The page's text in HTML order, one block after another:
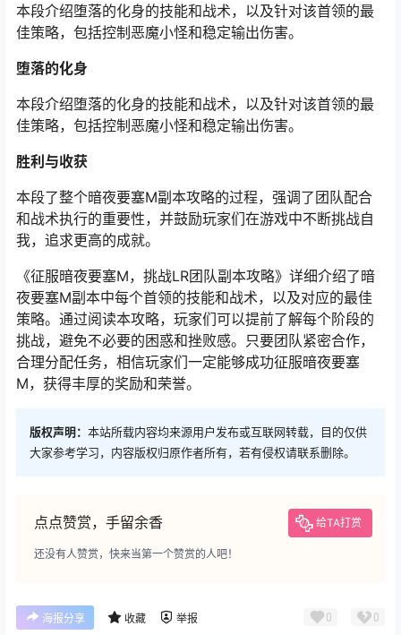
本段介绍堕落的化身的技能和战术，以及针对该首领的最
佳策略，包括控制恶魔小怪和稳定输出伤害。
堕落的化身
本段介绍堕落的化身的技能和战术，以及针对该首领的最
佳策略，包括控制恶魔小怪和稳定输出伤害。
胜利与收获
本段了整个暗夜要塞M副本攻略的过程，强调了团队配合
和战术执行的重要性，并鼓励玩家们在游戏中不断挑战自
我，追求更高的成就。
《征服暗夜要塞M，挑战LR团队副本攻略》详细介绍了暗
夜要塞M副本中每个首领的技能和战术，以及对应的最佳
策略。通过阅读本攻略，玩家们可以提前了解每个阶段的
挑战，避免不必要的困惑和挫败感。只要团队紧密合作，
合理分配任务，相信玩家们一定能够成功征服暗夜要塞
M，获得丰厚的奖励和荣誉。
版权声明： 本站所载内容均来源用户发布或互联网转载，目的仅供
大家参考学习，内容版权归原作者所有，若有侵权请联系删除。
点点赞赏，手留余香 给TA打赏
还没有人赞赏，快来当第一个赞赏的人吧！
海报分享 收藏 举报 0 0